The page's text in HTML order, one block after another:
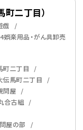
町二丁目）
戯
楽用品・がん具卸売
町二丁目
伝馬町二丁目
問屋
合古組
屋の部